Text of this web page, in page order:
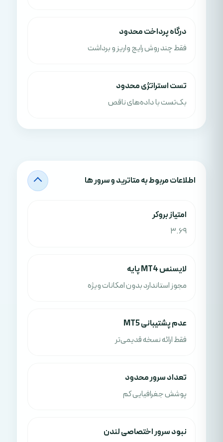
درگاه پرداخت محدود
فقط چند روش رایج واریز و برداشت
تست استراتژی محدود
بک‌تست با داده‌های ناقص
اطلاعات مربوط به متاترید و سرور ها
امتياز بروکر
3.69
لایسنس MT4 پایه
مجوز استاندارد بدون امکانات ویژه
عدم پشتیبانی MT5
فقط ارائه نسخه قدیمی‌تر
تعداد سرور محدود
پوشش جغرافیایی کم
نبود سرور اختصاصی لندن